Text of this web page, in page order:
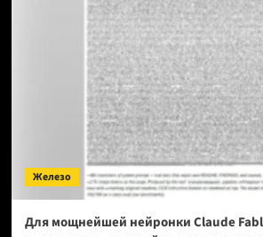
Железо
Для мощнейшей нейронки Claude